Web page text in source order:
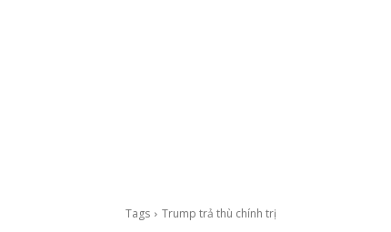
Tags Trump trả thù chính trị